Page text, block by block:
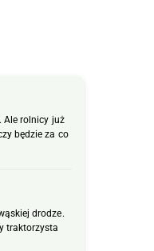
Ale rolnicy już
będzie za co
drodze.
traktorzysta